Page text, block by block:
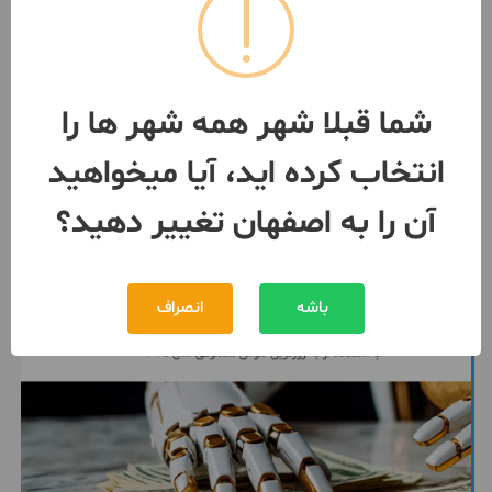
*آپارتمان دو خوابه ویو ابدی*
اصفهان
مبلغ
3,700,000,000 تومان
بیش از 12 ماه پیش 091307***68
شما قبلا شهر همه شهر ها را
انتخاب کرده اید، آیا میخواهید
آن را به اصفهان تغییر دهید؟
باشه انصراف